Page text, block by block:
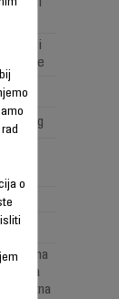
brzo i
only
Dodatna
o